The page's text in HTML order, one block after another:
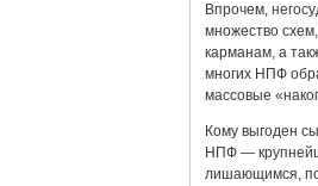
Впрочем,
множество
карманам, а
многих НПФ
массовые
Кому выгоден
НПФ —
лишающимся,